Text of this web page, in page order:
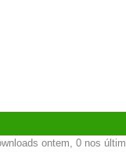
ontem, 0 nos